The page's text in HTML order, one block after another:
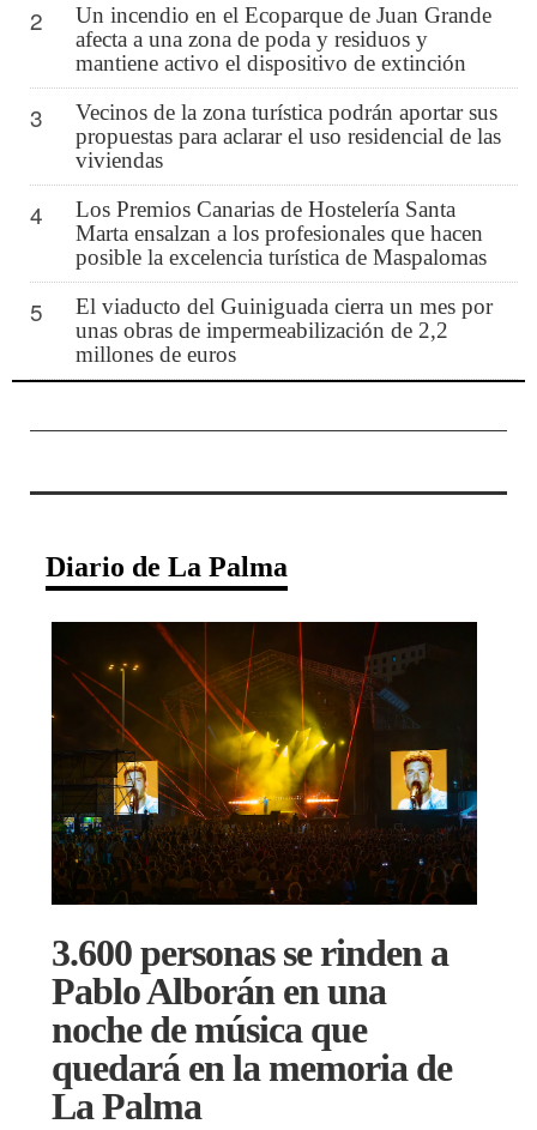
2
Un incendio en el Ecoparque de Juan Grande
afecta a una zona de poda y residuos y
mantiene activo el dispositivo de extinción
3
Vecinos de la zona turística podrán aportar sus
propuestas para aclarar el uso residencial de las
viviendas
4
Los Premios Canarias de Hostelería Santa
Marta ensalzan a los profesionales que hacen
posible la excelencia turística de Maspalomas
5
El viaducto del Guiniguada cierra un mes por
unas obras de impermeabilización de 2,2
millones de euros
Diario de La Palma
3.600 personas se rinden a
Pablo Alborán en una
noche de música que
quedará en la memoria de
La Palma